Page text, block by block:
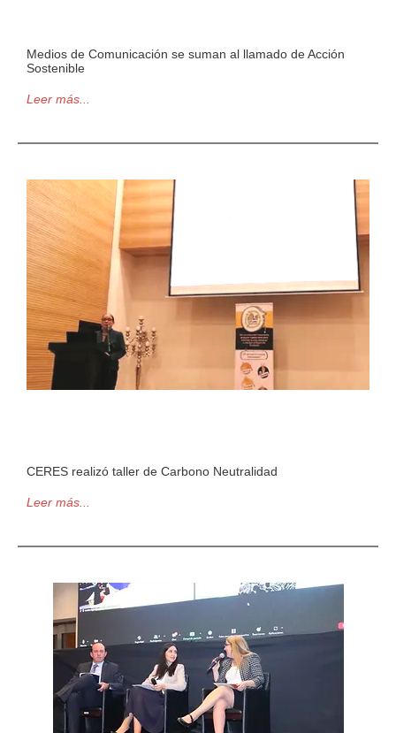
Medios de Comunicación se suman al llamado de Acción
Sostenible
Leer más...
CERES realizó taller de Carbono Neutralidad
Leer más...